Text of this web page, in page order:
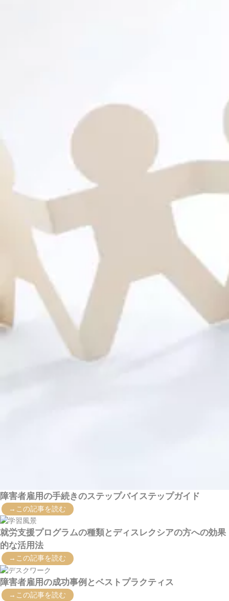
障害者雇用の手続きのステップバイステップガイド
→この記事を読む
就労支援プログラムの種類とディスレクシアの方への効果
的な活用法
→この記事を読む
障害者雇用の成功事例とベストプラクティス
→この記事を読む